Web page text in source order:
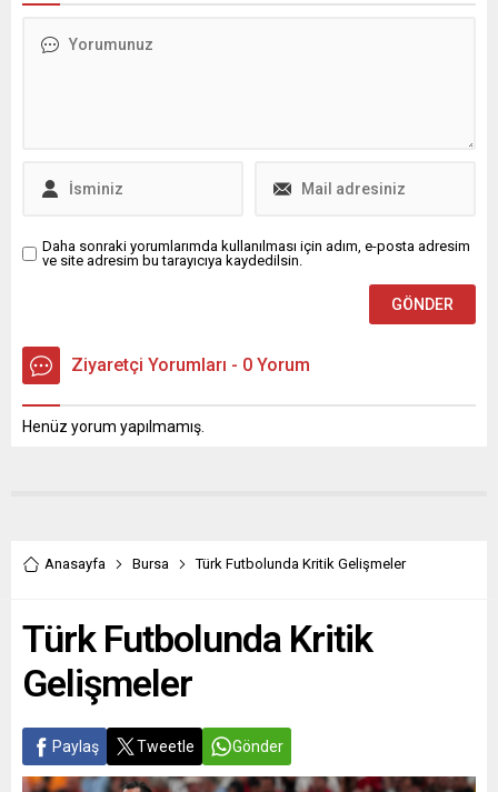
Mektubunda, yıllardır süren
Katılımcı belediyecilik
Daha sonraki yorumlarımda kullanılması için adım, e-posta adresim
ve site adresim bu tarayıcıya kaydedilsin.
Ziyaretçi Yorumları - 0 Yorum
Henüz yorum yapılmamış.
Anasayfa Bursa Türk Futbolunda Kritik Gelişmeler
Türk Futbolunda Kritik
Gelişmeler
Paylaş Tweetle Gönder